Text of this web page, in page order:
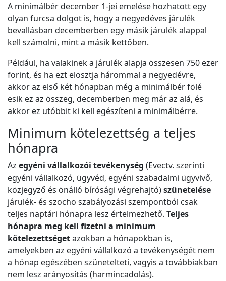
A minimálbér december 1-jei emelése hozhatott egy
olyan furcsa dolgot is, hogy a negyedéves járulék
bevallásban decemberben egy másik járulék alappal
kell számolni, mint a másik kettőben.
Például, ha valakinek a járulék alapja összesen 750 ezer
forint, és ha ezt elosztja hárommal a negyedévre,
akkor az első két hónapban még a minimálbér fölé
esik ez az összeg, decemberben meg már az alá, és
akkor ez utóbbit ki kell egészíteni a minimálbérre.
Minimum kötelezettség a teljes
hónapra
Az egyéni vállalkozói tevékenység (Evectv. szerinti
egyéni vállalkozó, ügyvéd, egyéni szabadalmi ügyvivő,
közjegyző és önálló bírósági végrehajtó)szünetelése
járulék- és szocho szabályozási szempontból csak
teljes naptári hónapra lesz értelmezhető. Teljes
hónapra meg kell fizetni a minimum
kötelezettségetazokban a hónapokban is,
amelyekben az egyéni vállalkozó a tevékenységét nem
a hónap egészében szünetelteti, vagyis a továbbiakban
nem lesz arányosítás (harmincadolás).